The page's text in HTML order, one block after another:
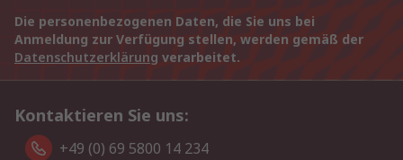
Die personenbezogenen Daten, die Sie uns bei
Anmeldung zur Verfügung stellen, werden gemäß der
Datenschutzerklärung verarbeitet.
Kontaktieren Sie uns:
+49 (0) 69 5800 14 234